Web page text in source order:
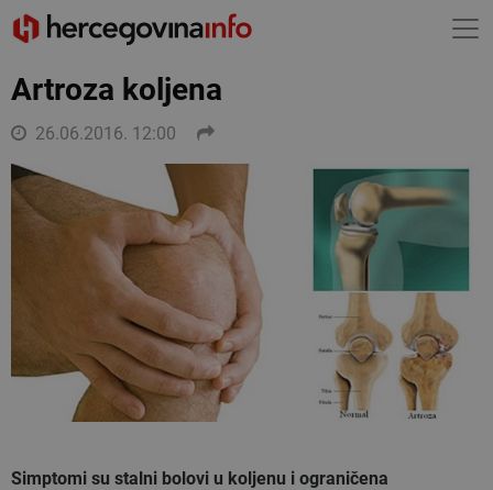
Artroza koljena
26.06.2016. 12:00
Simptomi su stalni bolovi u koljenu i ograničena